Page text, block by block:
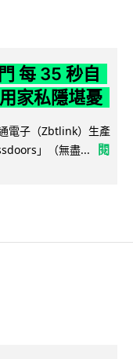
每 35 秒自
家私隱堪憂
電子（Zbtlink）生產
」（無盡...
閱